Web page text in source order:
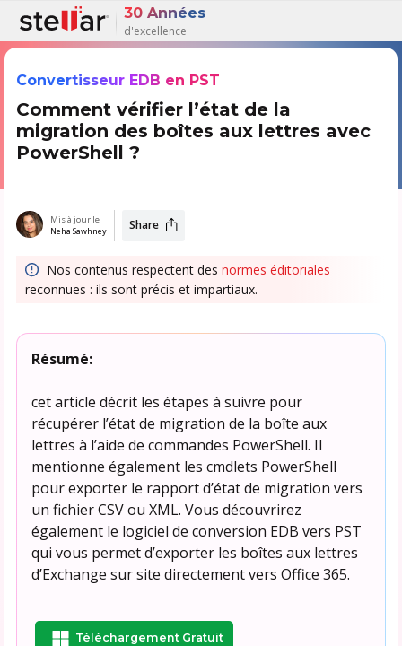
30 Années
d'excellence
Convertisseur EDB en PST
Comment vérifier l’état de la
migration des boîtes aux lettres avec
PowerShell ?
Mis à jour le
Neha Sawhney Share
Nos contenus respectent des normes éditoriales
reconnues : ils sont précis et impartiaux.
Résumé:
cet article décrit les étapes à suivre pour
récupérer l’état de migration de la boîte aux
lettres à l’aide de commandes PowerShell. Il
mentionne également les cmdlets PowerShell
pour exporter le rapport d’état de migration vers
un fichier CSV ou XML. Vous découvrirez
également le logiciel de conversion EDB vers PST
qui vous permet d’exporter les boîtes aux lettres
d’Exchange sur site directement vers Office 365.
Téléchargement Gratuit